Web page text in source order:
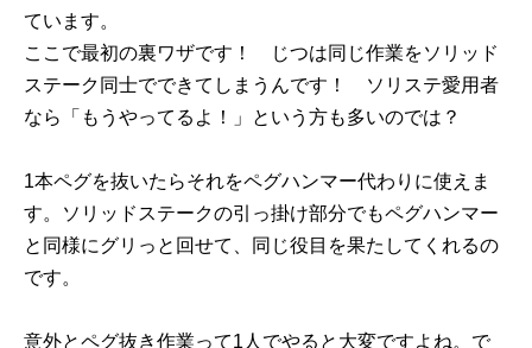
ています。
ここで最初の裏ワザです！ じつは同じ作業をソリッド
ステーク同士でできてしまうんです！ ソリステ愛用者
なら「もうやってるよ！」という方も多いのでは？
1本ペグを抜いたらそれをペグハンマー代わりに使えま
す。ソリッドステークの引っ掛け部分でもペグハンマー
と同様にグリっと回せて、同じ役目を果たしてくれるの
です。
意外とペグ抜き作業って1人でやると大変ですよね。で